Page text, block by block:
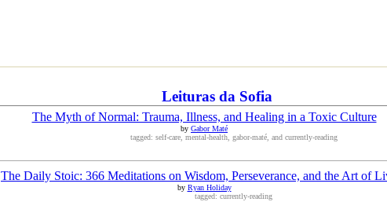
Leituras da Sofia
The Myth of Normal: Trauma, Illness, and Healing in a Toxic Culture
by Gabor Maté
tagged: self-care, mental-health, gabor-maté, and currently-reading
The Daily Stoic: 366 Meditations on Wisdom, Perseverance, and the Art of
by Ryan Holiday
tagged: currently-reading